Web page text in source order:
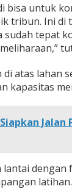
bisa untuk
tribun. Ini di
tepat
atas lahan
kapasitas
Jalan
lantai
latihan.